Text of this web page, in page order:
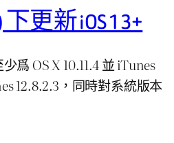
下更新 iOS 13+
爲 OS X 10.11.4 並 iTunes
12.8.2.3，同時對系統版本